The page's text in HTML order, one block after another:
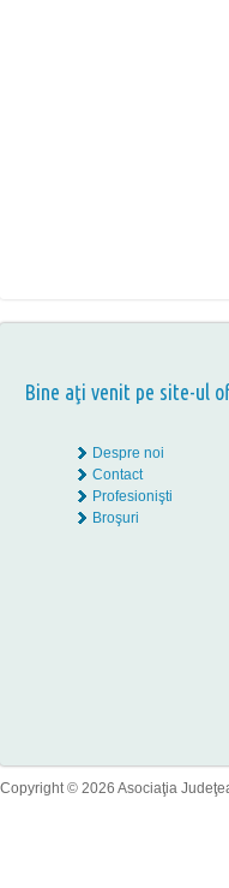
Bine aţi venit pe site-ul
Despre noi
Contact
Profesionişti
Broşuri
Copyright © 2026 Asociaţia